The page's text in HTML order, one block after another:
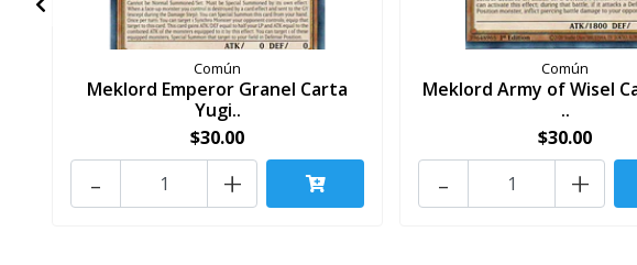
Común
Meklord Emperor Granel Carta
Yugi..
$30.00
+
-
Común
Meklord Army of Wisel
..
$30.00
+
-